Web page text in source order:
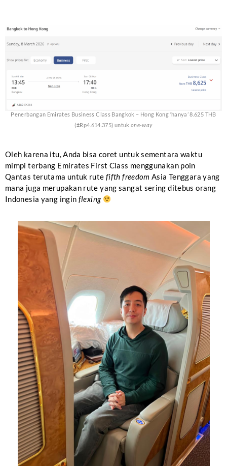
Penerbangan Emirates Business Class Bangkok – Hong Kong ‘hanya’ 8.625 THB
(±Rp4.614.375) untukone-way
Oleh karena itu, Anda bisa coret untuk sementara waktu
mimpi terbang Emirates First Class menggunakan poin
Qantas terutama untuk rute fifth freedom Asia Tenggara yang
mana juga merupakan rute yang sangat sering ditebus orang
Indonesia yang ingin flexing